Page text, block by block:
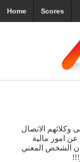
Home Scores
الاتصال
عن امور مالية
ان الشخص المعني